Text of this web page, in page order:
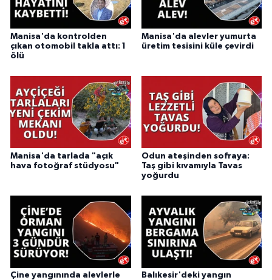
Manisa'da kontrolden
çıkan otomobil takla attı: 1
ölü
Manisa'da alevler yumurta
üretim tesisini küle çevirdi
Manisa'da tarlada "açık
hava fotoğraf stüdyosu"
Odun ateşinden sofraya:
Taş gibi kıvamıyla Tavas
yoğurdu
Çine yangınında alevlerle
Balıkesir'deki yangın